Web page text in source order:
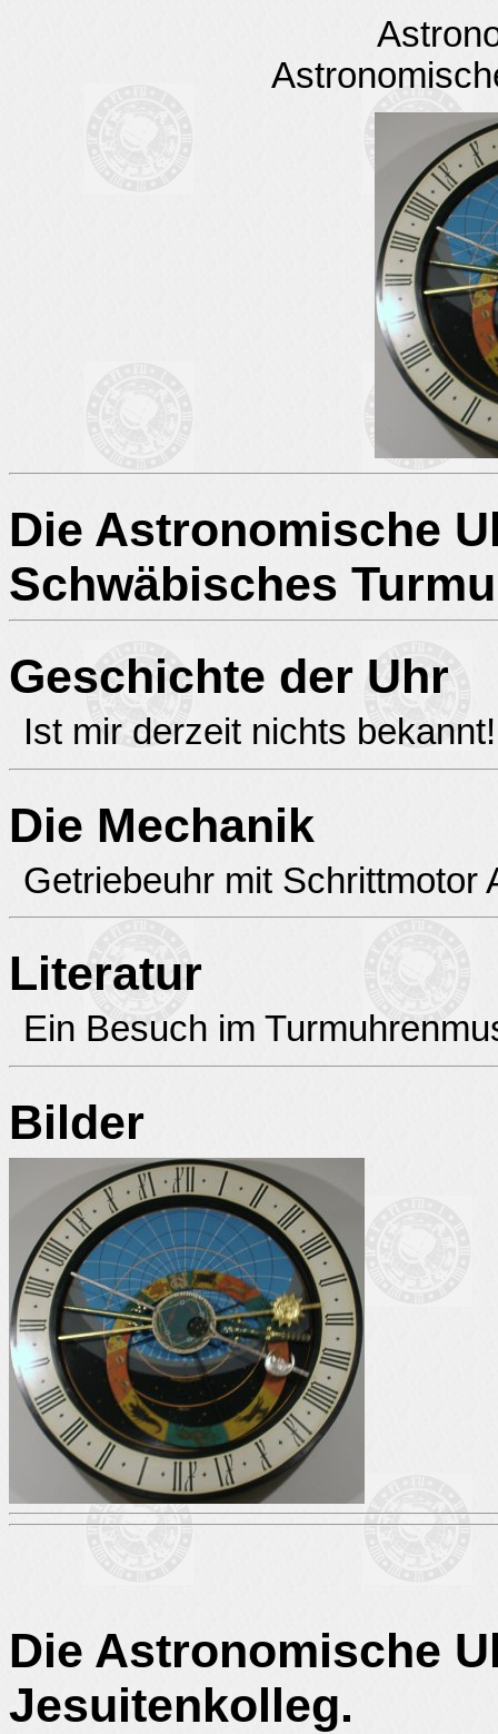
Die Astronomische
Schwäbisches
Geschichte der Uhr
Ist mir derzeit nichts bekannt!
Die Mechanik
Getriebeuhr mit Schrittmotor
Literatur
Ein Besuch im
Bilder
Die Astronomische
Jesuitenkolleg.